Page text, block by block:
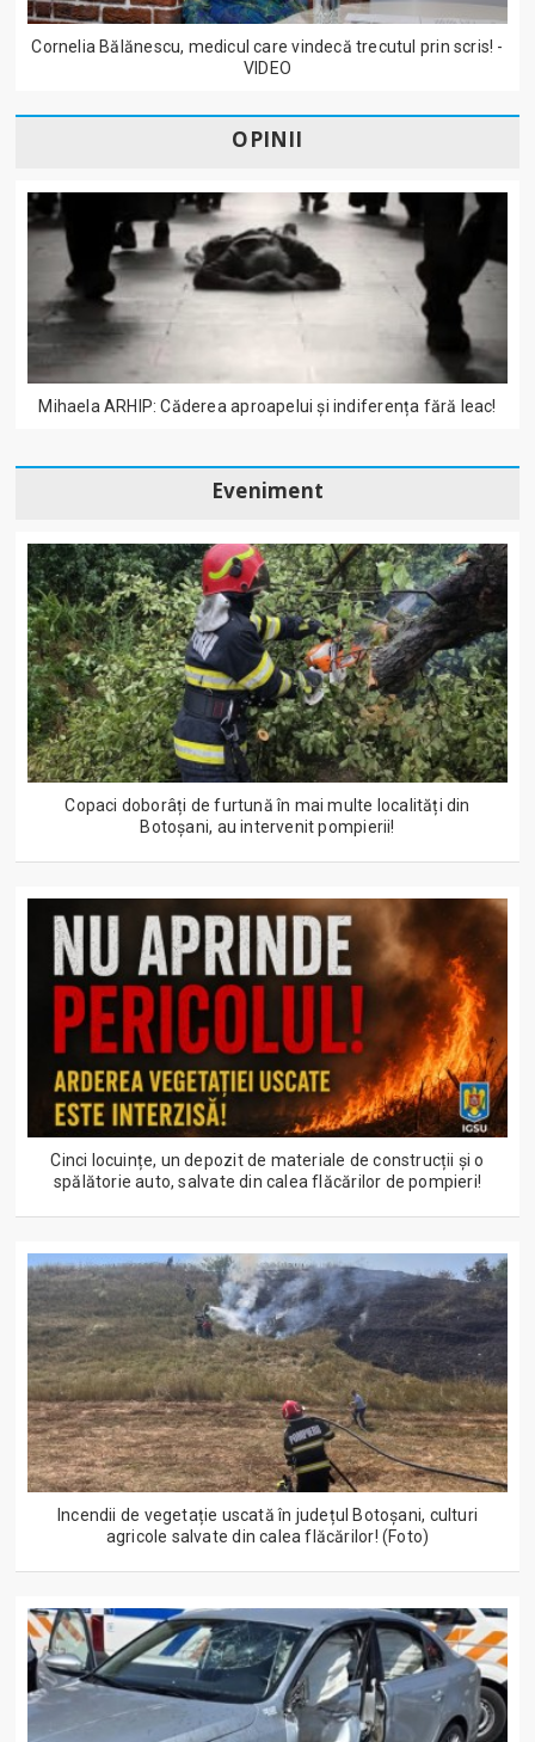
Cornelia Bălănescu, medicul care vindecă trecutul prin scris! -
VIDEO
OPINII
Mihaela ARHIP: Căderea aproapelui și indiferența fără leac!
Eveniment
Copaci doborâți de furtună în mai multe localități din
Botoșani, au intervenit pompierii!
Cinci locuințe, un depozit de materiale de construcții și o
spălătorie auto, salvate din calea flăcărilor de pompieri!
Incendii de vegetație uscată în județul Botoșani, culturi
agricole salvate din calea flăcărilor! (Foto)